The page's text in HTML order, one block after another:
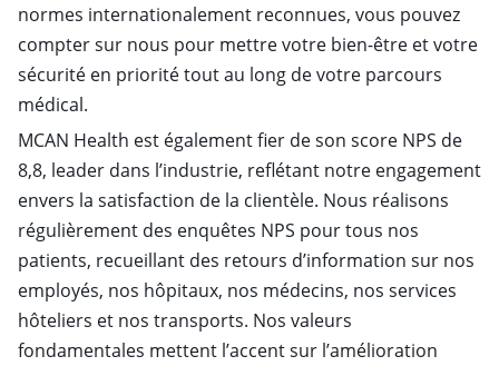
normes internationalement reconnues, vous pouvez
compter sur nous pour mettre votre bien-être et votre
sécurité en priorité tout au long de votre parcours
médical.
MCAN Health est également fier de son score NPS de
8,8, leader dans l’industrie, reflétant notre engagement
envers la satisfaction de la clientèle. Nous réalisons
régulièrement des enquêtes NPS pour tous nos
patients, recueillant des retours d’information sur nos
employés, nos hôpitaux, nos médecins, nos services
hôteliers et nos transports. Nos valeurs
fondamentales mettent l’accent sur l’amélioration